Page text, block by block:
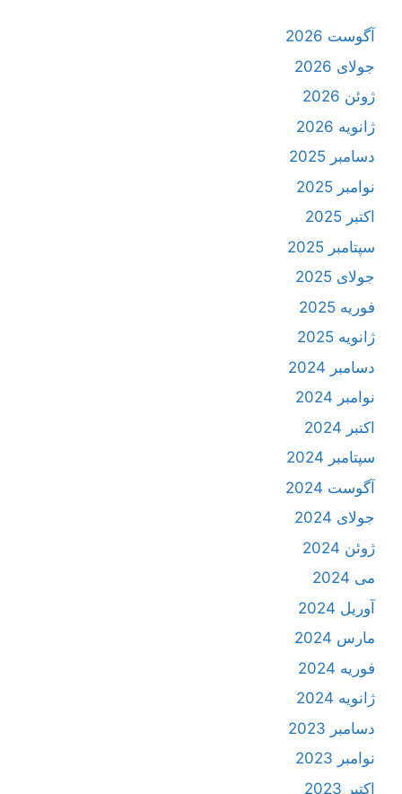
آگوست 2026
جولای 2026
ژوئن 2026
ژانویه 2026
دسامبر 2025
نوامبر 2025
اکتبر 2025
سپتامبر 2025
جولای 2025
فوریه 2025
ژانویه 2025
دسامبر 2024
نوامبر 2024
اکتبر 2024
سپتامبر 2024
آگوست 2024
جولای 2024
ژوئن 2024
می 2024
آوریل 2024
مارس 2024
فوریه 2024
ژانویه 2024
دسامبر 2023
نوامبر 2023
اکتبر 2023